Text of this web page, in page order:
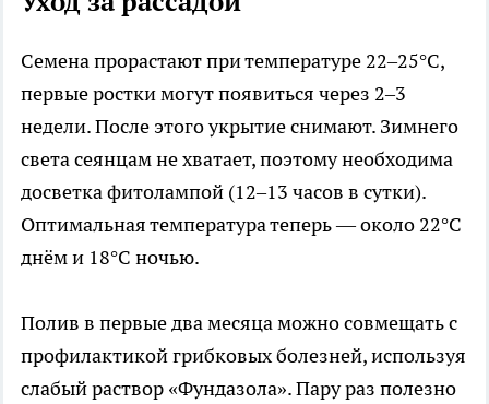
Семена прорастают при температуре 22–25°C,
первые ростки могут появиться через 2–3
недели. После этого укрытие снимают. Зимнего
света сеянцам не хватает, поэтому необходима
досветка фитолампой (12–13 часов в сутки).
Оптимальная температура теперь — около 22°C
днём и 18°C ночью.
Полив в первые два месяца можно совмещать с
профилактикой грибковых болезней, используя
слабый раствор «Фундазола». Пару раз полезно